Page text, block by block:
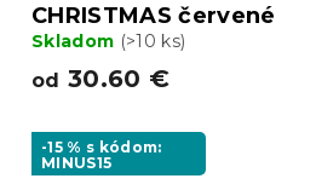
CHRISTMAS červené
Skladom (>10 ks)
od 30.60 €
-15 % s kódom:
MINUS15